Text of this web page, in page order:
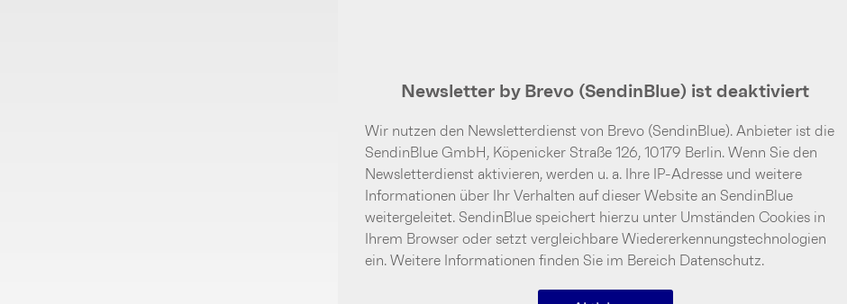
Newsletter by Brevo (SendinBlue) ist deaktiviert
Wir nutzen den Newsletterdienst von Brevo (SendinBlue). Anbieter ist die
SendinBlue GmbH, Köpenicker Straße 126, 10179 Berlin. Wenn Sie den
Newsletterdienst aktivieren, werden u. a. Ihre IP-Adresse und weitere
Informationen über Ihr Verhalten auf dieser Website an SendinBlue
weitergeleitet. SendinBlue speichert hierzu unter Umständen Cookies in
Ihrem Browser oder setzt vergleichbare Wiedererkennungstechnologien
ein. Weitere Informationen finden Sie im Bereich Datenschutz.